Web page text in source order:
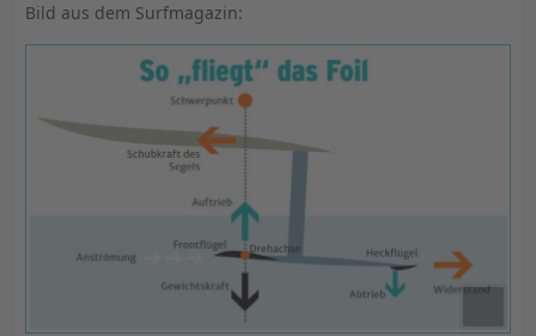
Bild aus dem Surfmagazin: